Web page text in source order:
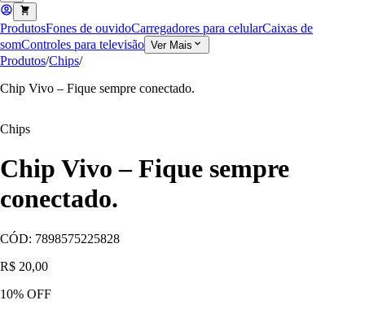
ProdutosFones de ouvidoCarregadores para celularCaixas de
somControles para televisão Ver Mais
Produtos/Chips/
Chip Vivo – Fique sempre conectado.
Chips
Chip Vivo – Fique sempre
conectado.
CÓD: 7898575225828
R$ 20,00
10% OFF